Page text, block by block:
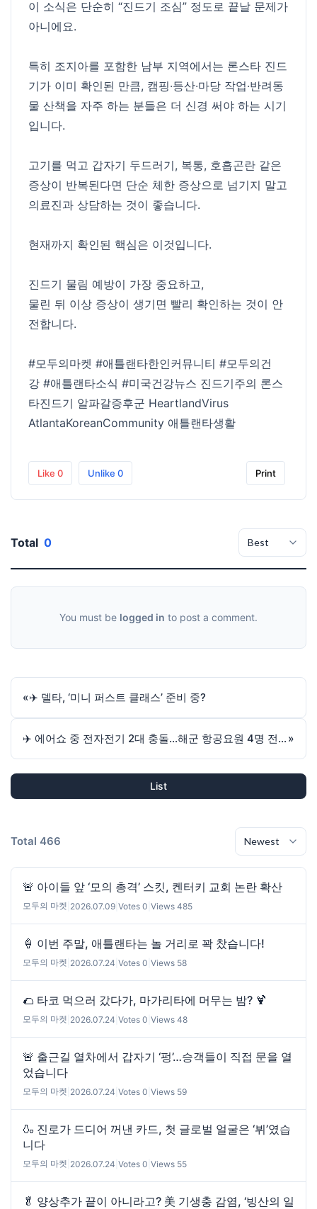
이 소식은 단순히 “진드기 조심” 정도로 끝날 문제가
아니에요.
특히 조지아를 포함한 남부 지역에서는 론스타 진드
기가 이미 확인된 만큼, 캠핑·등산·마당 작업·반려동
물 산책을 자주 하는 분들은 더 신경 써야 하는 시기
입니다.
고기를 먹고 갑자기 두드러기, 복통, 호흡곤란 같은
증상이 반복된다면 단순 체한 증상으로 넘기지 말고
의료진과 상담하는 것이 좋습니다.
현재까지 확인된 핵심은 이것입니다.
진드기 물림 예방이 가장 중요하고,
물린 뒤 이상 증상이 생기면 빨리 확인하는 것이 안
전합니다.
#모두의마켓 #애틀랜타한인커뮤니티 #모두의건
강 #애틀랜타소식 #미국건강뉴스 진드기주의 론스
타진드기 알파갈증후군 HeartlandVirus
AtlantaKoreanCommunity 애틀랜타생활
Like 0 Unlike 0 Print
Total 0
You must be logged in to post a comment.
«✈️ 델타, ‘미니 퍼스트 클래스’ 준비 중?
✈️ 에어쇼 중 전자전기 2대 충돌…해군 항공요원 4명 전원 탈출 »
List
Total 466
🚨 아이들 앞 ‘모의 총격’ 스킷, 켄터키 교회 논란 확산
모두의 마켓 2026.07.09 Votes 0 Views 485
🍦 이번 주말, 애틀랜타는 놀 거리로 꽉 찼습니다!
모두의 마켓 2026.07.24 Votes 0 Views 58
🌮 타코 먹으러 갔다가, 마가리타에 머무는 밤? 🍹
모두의 마켓 2026.07.24 Votes 0 Views 48
🚨 출근길 열차에서 갑자기 ‘펑’…승객들이 직접 문을 열
었습니다
모두의 마켓 2026.07.24 Votes 0 Views 59
🍶 진로가 드디어 꺼낸 카드, 첫 글로벌 얼굴은 ‘뷔’였습
니다
모두의 마켓 2026.07.24 Votes 0 Views 55
🥬 양상추가 끝이 아니라고? 美 기생충 감염, ‘빙산의 일